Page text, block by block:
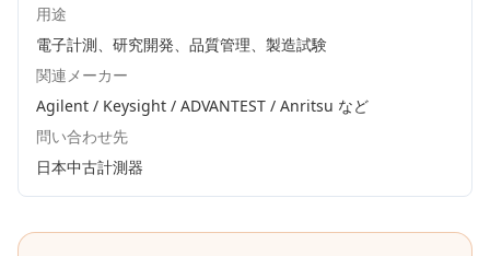
用途
電子計測、研究開発、品質管理、製造試験
関連メーカー
Agilent / Keysight / ADVANTEST / Anritsu など
問い合わせ先
日本中古計測器